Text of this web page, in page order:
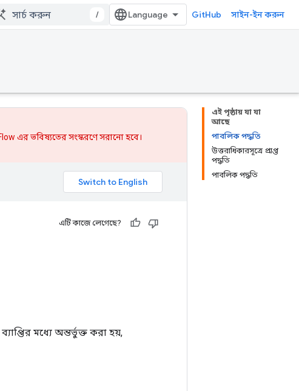
/ GitHub সাইন-ইন করুন
এই পৃষ্ঠায় যা যা
আছে
পাবলিক পদ্ধতি
উত্তরাধিকারসূত্রে প্রাপ্ত
পদ্ধতি
পাবলিক পদ্ধতি
এর ভবিষ্যতের সংস্করণে সরানো হবে।
এটি কাজে লেগেছে?
মধ্যে অন্তর্ভুক্ত করা হয়,